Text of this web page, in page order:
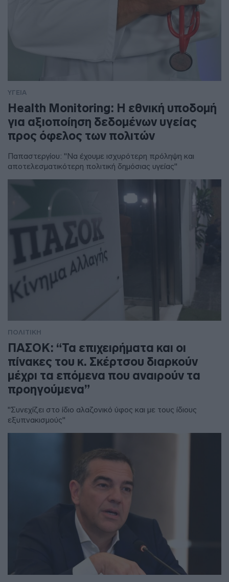
ΥΓΕΙΑ
Health Monitoring: Η εθνική υποδομή
για αξιοποίηση δεδομένων υγείας
προς όφελος των πολιτών
Παπαστεργίου: "Να έχουμε ισχυρότερη πρόληψη και
αποτελεσματικότερη πολιτική δημόσιας υγείας"
ΠΟΛΙΤΙΚΗ
ΠΑΣΟΚ: “Τα επιχειρήματα και οι
πίνακες του κ. Σκέρτσου διαρκούν
μέχρι τα επόμενα που αναιρούν τα
προηγούμενα”
"Συνεχίζει στο ίδιο αλαζονικό ύφος και με τους ίδιους
εξυπνακισμούς"